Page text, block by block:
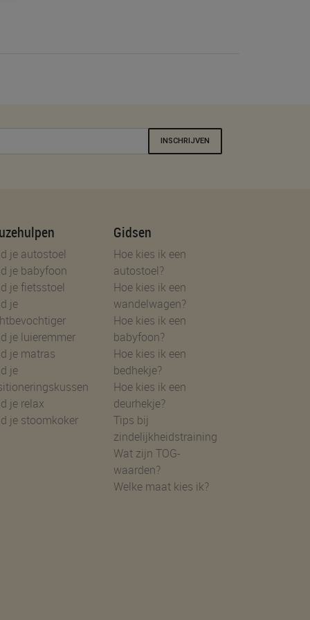
INSCHRIJVEN
je autostoel
je babyfoon
je fietsstoel
je
je luieremmer
je matras
je
je relax
je stoomkoker
Gidsen
Hoe kies ik een
autostoel?
Hoe kies ik een
wandelwagen?
Hoe kies ik een
babyfoon?
Hoe kies ik een
bedhekje?
Hoe kies ik een
deurhekje?
Tips bij
zindelijkheidstraining
Wat zijn TOG-
waarden?
Welke maat kies ik?